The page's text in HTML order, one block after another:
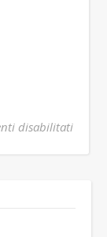
disabilitatisu